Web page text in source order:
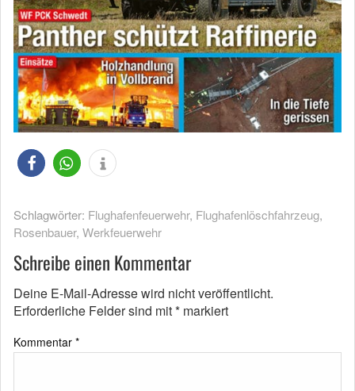
Schlagwörter: Flughafenfeuerwehr, Flughafenlöschfahrzeug,
Rosenbauer, Werkfeuerwehr
Schreibe einen Kommentar
Deine E-Mail-Adresse wird nicht veröffentlicht.
Erforderliche Felder sind mit* markiert
Kommentar *